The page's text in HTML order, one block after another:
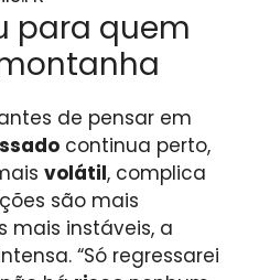
para quem
de pensar em
continua perto,
volátil, complica
são mais
mais instáveis, a
“Só regressarei